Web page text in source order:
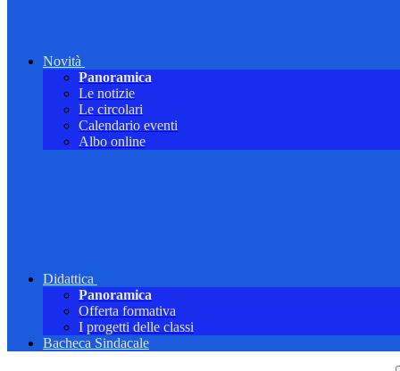
Novità
Panoramica
Le notizie
Le circolari
Calendario eventi
Albo online
Didattica
Panoramica
Offerta formativa
I progetti delle classi
Bacheca Sindacale